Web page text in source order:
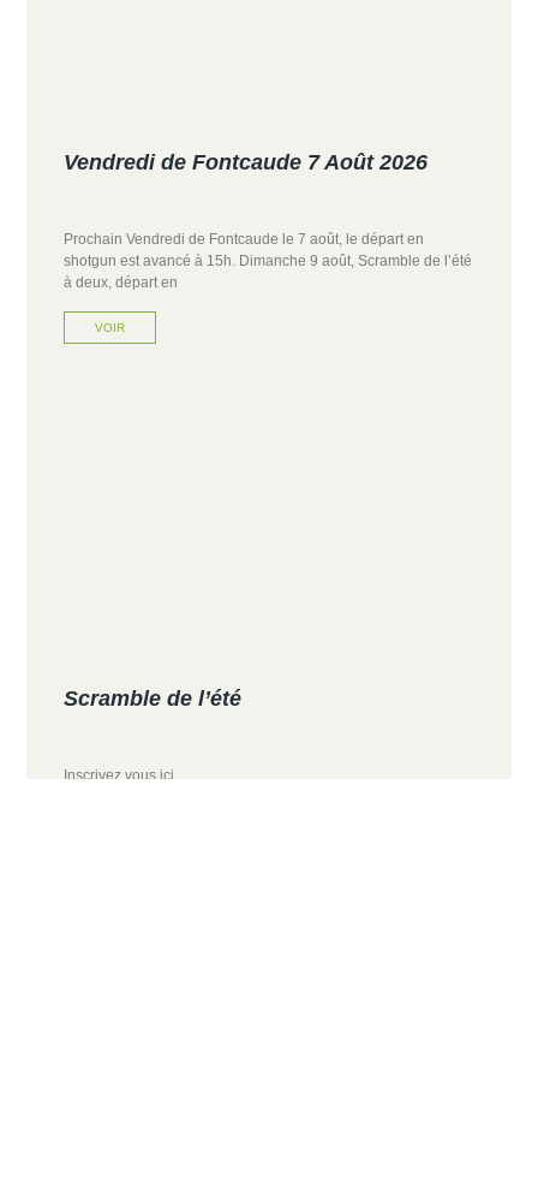
Vendredi de Fontcaude 7 Août 2026
Prochain Vendredi de Fontcaude le 7 août, le départ en
shotgun est avancé à 15h. Dimanche 9 août, Scramble de l’été
à deux, départ en
VOIR
Scramble de l’été
Inscrivez vous ici